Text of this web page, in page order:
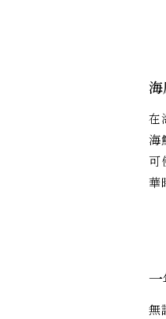
海
在
海
可
華
無